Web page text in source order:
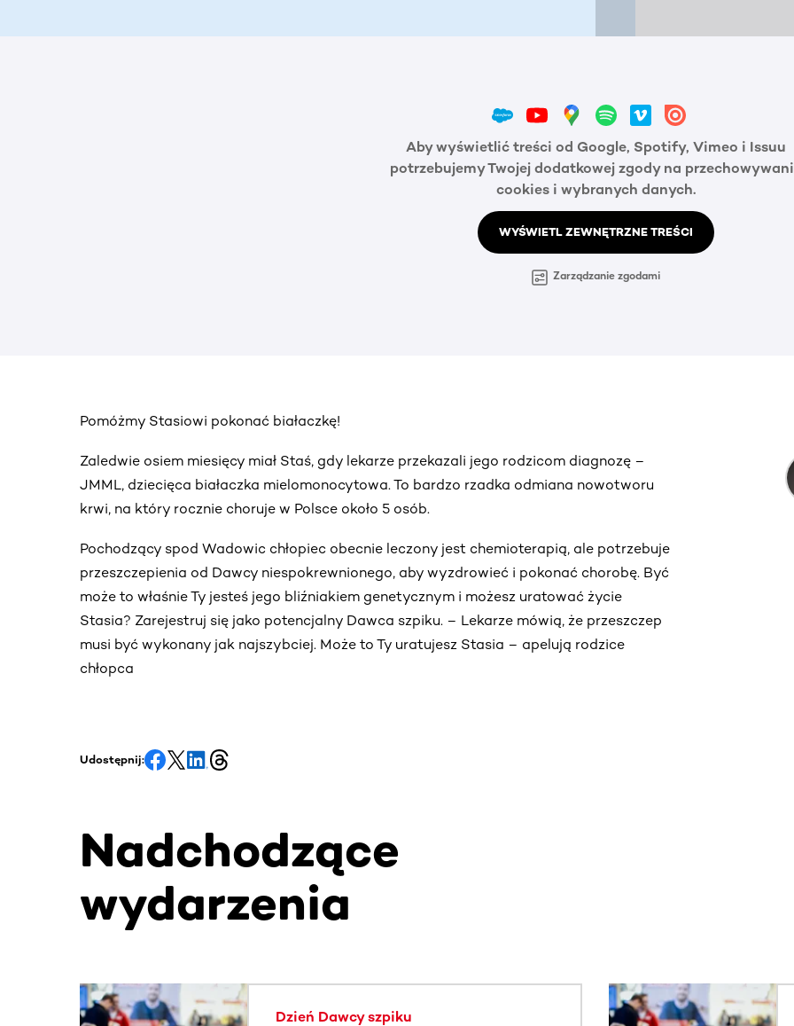
Aby wyświetlić treści od Google, Spotify, Vimeo i Issuu
potrzebujemy Twojej dodatkowej zgody na
cookies i wybranych danych.
WYŚWIETL ZEWNĘTRZNE TREŚCI
Zarządzanie zgodami
Pomóżmy Stasiowi pokonać białaczkę!
Zaledwie osiem miesięcy miał Staś, gdy lekarze przekazali jego rodzicom diagnozę –
JMML, dziecięca białaczka mielomonocytowa. To bardzo rzadka odmiana nowotworu
krwi, na który rocznie choruje w Polsce około 5 osób.
Pochodzący spod Wadowic chłopiec obecnie leczony jest chemioterapią, ale potrzebuje
przeszczepienia od Dawcy niespokrewnionego, aby wyzdrowieć i pokonać chorobę. Być
może to właśnie Ty jesteś jego bliźniakiem genetycznym i możesz uratować życie
Stasia? Zarejestruj się jako potencjalny Dawca szpiku. – Lekarze mówią, że przeszczep
musi być wykonany jak najszybciej. Może to Ty uratujesz Stasia – apelują rodzice
chłopca
Udostępnij:
Nadchodzące
wydarzenia
Ta sekcja zawiera treści przewijane w poziomie. Użyj klawisza Tab lub przesuń palcem, aby zobaczyć
Dzień Dawcy szpiku